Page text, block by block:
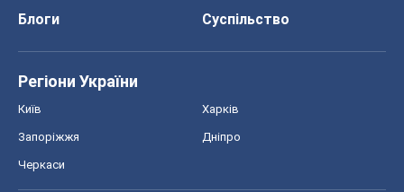
Блоги
Суспільство
Регіони України
Київ Харків
Запоріжжя Дніпро
Черкаси